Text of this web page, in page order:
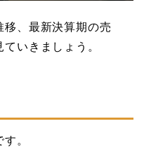
移、最新決算期の売
いきましょう。
。